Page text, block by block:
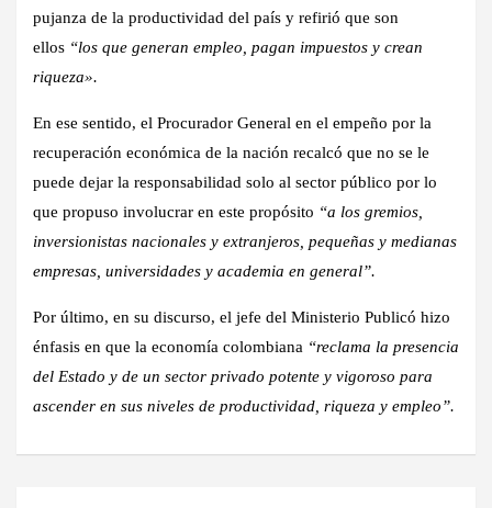
pujanza de la productividad del país y refirió que son
ellos “los que generan empleo, pagan impuestos y crean
riqueza».
En ese sentido, el Procurador General en el empeño por la
recuperación económica de la nación recalcó que no se le
puede dejar la responsabilidad solo al sector público por lo
que propuso involucrar en este propósito “a los gremios,
inversionistas nacionales y extranjeros, pequeñas y medianas
empresas, universidades y academia en general”.
Por último, en su discurso, el jefe del Ministerio Publicó hizo
énfasis en que la economía colombiana “reclama la presencia
del Estado y de un sector privado potente y vigoroso para
ascender en sus niveles de productividad, riqueza y empleo”.